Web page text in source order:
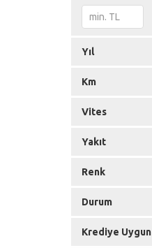
Yıl
Km
Vites
Yakıt
Renk
Durum
Krediye Uygun